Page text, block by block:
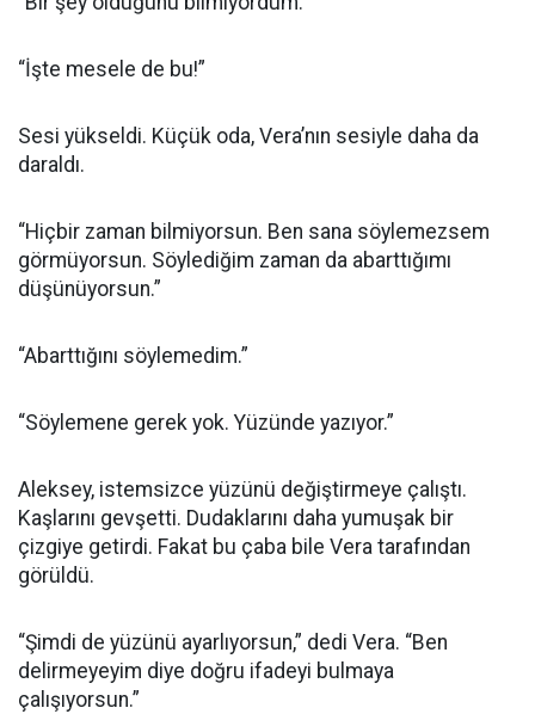
“İşte mesele de bu!”
Sesi yükseldi. Küçük oda, Vera’nın sesiyle daha da
daraldı.
“Hiçbir zaman bilmiyorsun. Ben sana söylemezsem
görmüyorsun. Söylediğim zaman da abarttığımı
düşünüyorsun.”
“Abarttığını söylemedim.”
“Söylemene gerek yok. Yüzünde yazıyor.”
Aleksey, istemsizce yüzünü değiştirmeye çalıştı.
Kaşlarını gevşetti. Dudaklarını daha yumuşak bir
çizgiye getirdi. Fakat bu çaba bile Vera tarafından
görüldü.
“Şimdi de yüzünü ayarlıyorsun,” dedi Vera. “Ben
delirmeyeyim diye doğru ifadeyi bulmaya
çalışıyorsun.”